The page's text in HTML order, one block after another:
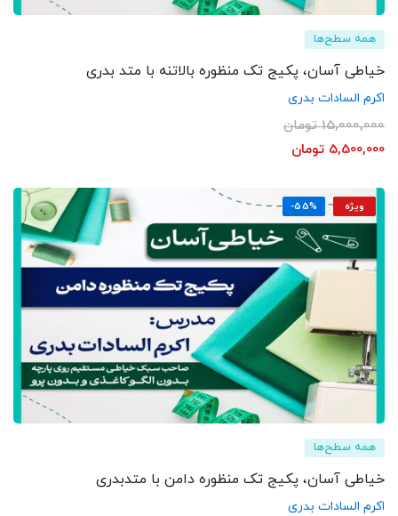
همه سطح‌ها
خیاطی آسان، پکیج تک منظوره بالاتنه با متد بدری
اکرم السادات بدری
15,000,000 تومان
5,500,000 تومان
ویژه -55%
همه سطح‌ها
خیاطی آسان، پکیج تک منظوره دامن با متدبدری
اکرم السادات بدری